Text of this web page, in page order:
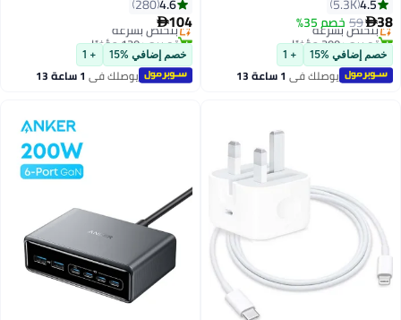
ويباد ميني/ايباد برو اسود أبيض
5.3K
38
59 خصم 35%
بتخلّص بسرعة
تم بيع +300 مؤخرًا
بتخلّص بسرعة
خصم إضافي %15 + 1
يوصلك في 1 ساعة 13
280
104بتخلّص بسرعة
تم بيع +130 مؤخرًا
بتخلّص بسرعة
خصم إضافي %15 + 1
يوصلك في 1 ساعة 13